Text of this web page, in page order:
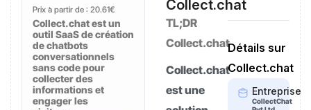
Prix à partir de : 20.61€
Collect.chat est un
outil SaaS de création
de chatbots
conversationnels
sans code pour
collecter des
informations et
engager les
Collect.chat
TL;DR
Collect.chat
Collect.chat
est une
Détails sur
Collect.chat
Entreprise
CollectChat